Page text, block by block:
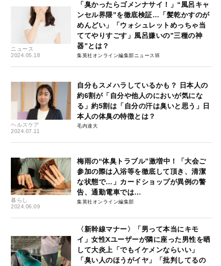
ニュース
2024.05.18
「臭かったらゴメンナサイ！」“風呂キャ
ンセル界隈”を徹底検証…「髪乾かすのが
めんどい」「ウォシュレットめっちゃ当
ててやりすごす」風呂嫌いの”三種の神
器”とは？
集英社オンライン編集部ニュース班
ヘルスケア
2024.07.11
自分もスメハラしているかも？ 日本人の
約6割が「自分や他人のにおいが気にな
る」約5割は「自分の汗は臭いと思う」日
本人の体臭の特徴とは？
毛内達大
暮らし
2024.06.09
梅雨の“体臭トラブル”激増中！「大会ご
参加の際は入浴等を徹底して頂き、清潔
な状態で…」カードショップが異例の警
告、通勤電車では…
集英社オンライン編集部
〈新幹線マナー〉「男って本当にキモ
イ」女性Xユーザーが隣に座った男性を晒
して大炎上「でもイケメンならいい」
「臭い人のほうがイヤ」「批判してるの